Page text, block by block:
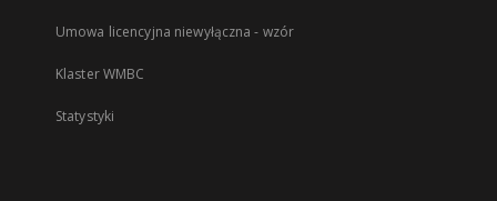
Umowa licencyjna niewyłączna - wzór
Klaster WMBC
Statystyki